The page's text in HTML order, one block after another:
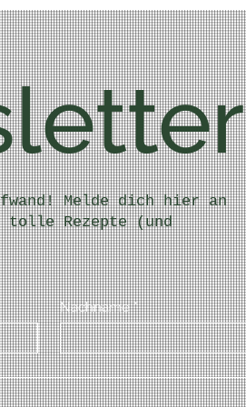
Melde dich hier an
tolle Rezepte (und
Nachname *